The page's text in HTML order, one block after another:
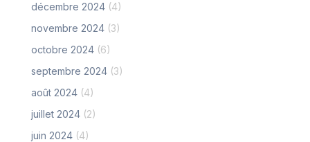
décembre 2024 (4)
novembre 2024 (3)
octobre 2024 (6)
septembre 2024 (3)
août 2024 (4)
juillet 2024 (2)
juin 2024 (4)